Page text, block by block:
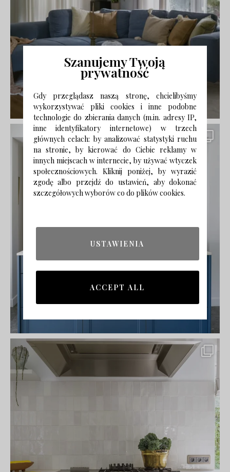
Szanujemy Twoją
prywatność
Gdy przeglądasz naszą stronę, chcielibyśmy
wykorzystywać pliki cookies i inne podobne
technologie do zbierania danych (m.in. adresy IP,
inne identyfikatory internetowe) w trzech
głównych celach: by analizować statystyki ruchu
na stronie, by kierować do Ciebie reklamy w
innych miejscach w internecie, by używać wtyczek
społecznościowych. Kliknij poniżej, by wyrazić
zgodę albo przejdź do ustawień, aby dokonać
szczegółowych wyborów co do plików cookies.
USTAWIENIA
ACCEPT ALL